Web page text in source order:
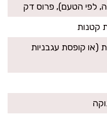
(או קופסת עגבניות